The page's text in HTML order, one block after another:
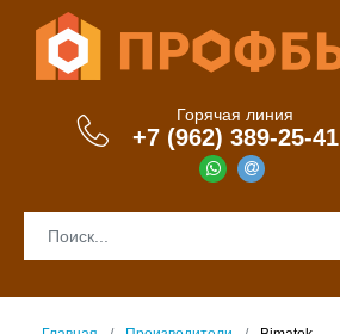
Горячая линия
+7 (962) 389-25-41